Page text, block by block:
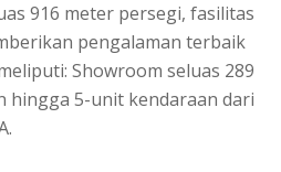
916 meter persegi, fasilitas
pengalaman terbaik
Showroom seluas 289
hingga 5-unit kendaraan dari